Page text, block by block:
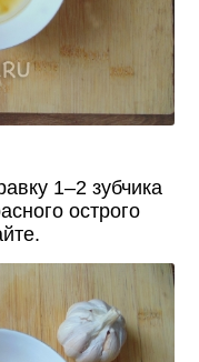
1–2 зубчика
острого